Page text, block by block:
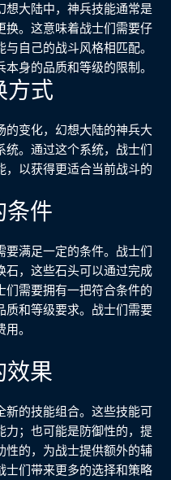
想大陆中，神兵技能通常是
换。这意味着战士们需要仔
自己的战斗风格相匹配。
身的品质和等级的限制。
方式
的变化，幻想大陆的神兵大
统。通过这个系统，战士们
，以获得更适合当前战斗的
条件
要满足一定的条件。战士们
石，这些石头可以通过完成
们需要拥有一把符合条件的
质和等级要求。战士们需要
。
效果
新的技能组合。这些技能可
力；也可能是防御性的，提
性的，为战士提供额外的辅
士们带来更多的选择和策略